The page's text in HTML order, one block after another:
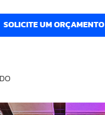
SOLICITE UM ORÇAMENTO